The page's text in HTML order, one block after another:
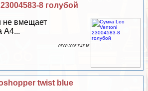
8 гoлyбой
не вмещает
А4...
07 08 2026 7:47:16
twist blue